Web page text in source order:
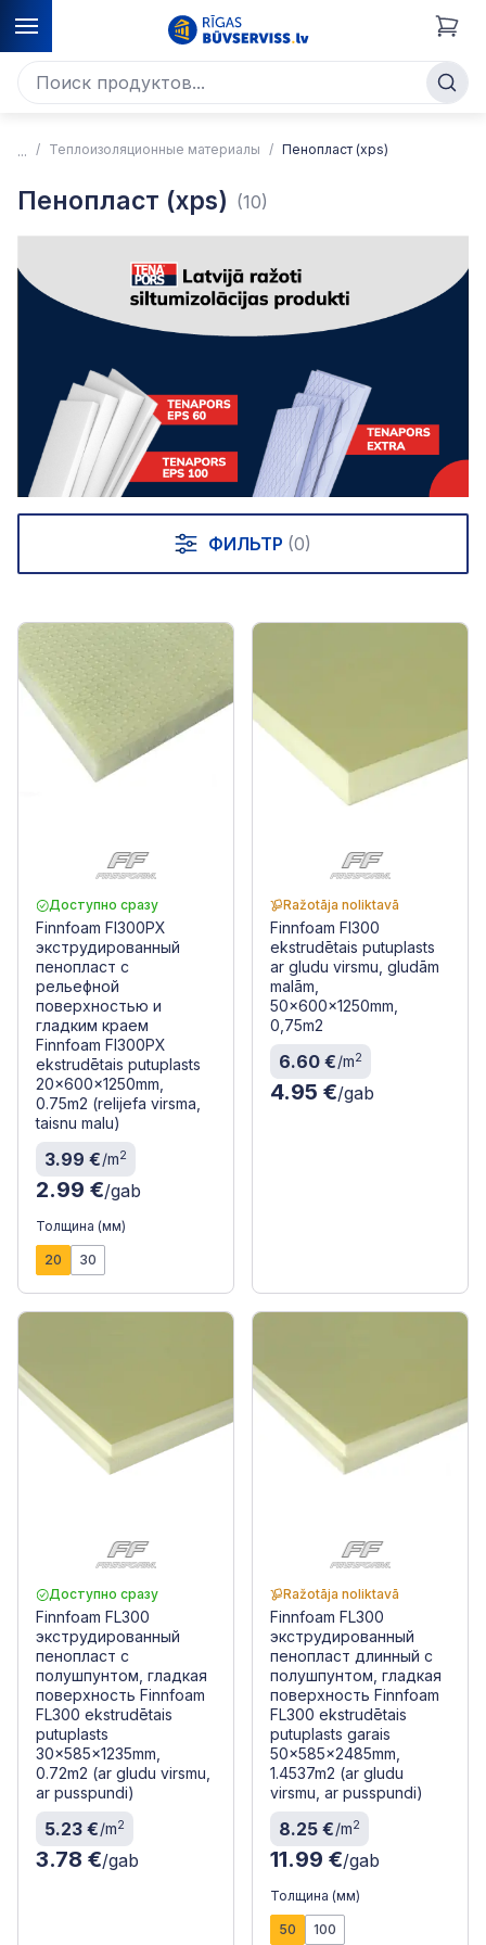
Теплоизоляционные материалы Пенопласт (xps)
Пенопласт (xps) (10)
ФИЛЬТР (0)
Доступно сразу
Finnfoam FI300PX
экструдированный
пенопласт с
рельефной
поверхностью и
гладким краем
Finnfoam FI300PX
ekstrudētais putuplasts
20x600x1250mm,
0.75m2 (relijefa virsma,
taisnu malu)
3.99 €/m2
2.99 €/gab
Толщина (мм)
20 30
Ražotāja noliktavā
Finnfoam FI300
ekstrudētais putuplasts
ar gludu virsmu, gludām
malām,
50x600x1250mm,
0,75m2
6.60 €/m2
4.95 €/gab
Доступно сразу
Finnfoam FL300
экструдированный
пенопласт с
полушпунтом, гладкая
поверхность Finnfoam
FL300 ekstrudētais
putuplasts
30x585x1235mm,
0.72m2 (ar gludu virsmu,
ar pusspundi)
5.23 €/m2
3.78 €/gab
Ražotāja noliktavā
Finnfoam FL300
экструдированный
пенопласт длинный с
полушпунтом, гладкая
поверхность Finnfoam
FL300 ekstrudētais
putuplasts garais
50x585x2485mm,
1.4537m2 (ar gludu
virsmu, ar pusspundi)
8.25 €/m2
11.99 €/gab
Толщина (мм)
50 100